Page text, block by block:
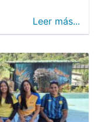
Leer más...